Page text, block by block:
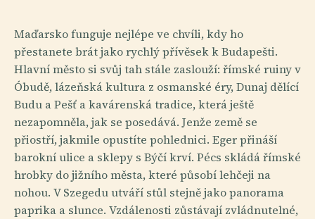
Maďarsko funguje nejlépe ve chvíli, kdy ho
přestanete brát jako rychlý přívěsek k Budapešti.
Hlavní město si svůj tah stále zaslouží: římské ruiny v
Óbudě, lázeňská kultura z osmanské éry, Dunaj dělící
Budu a Pešť a kavárenská tradice, která ještě
nezapomněla, jak se posedává. Jenže země se
přiostří, jakmile opustíte pohlednici. Eger přináší
barokní ulice a sklepy s Býčí krví. Pécs skládá římské
hrobky do jižního města, které působí lehčeji na
nohou. V Szegedu utváří stůl stejně jako panorama
paprika a slunce. Vzdálenosti zůstávají zvládnutelné,